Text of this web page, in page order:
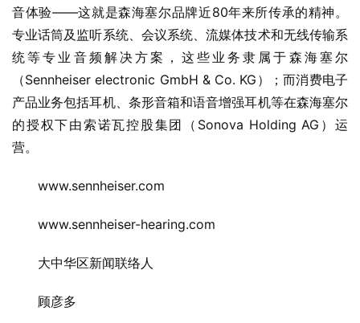
音体验——这就是森海塞尔品牌近80年来所传承的精神。
专业话筒及监听系统、会议系统、流媒体技术和无线传输系
统等专业音频解决方案，这些业务隶属于森海塞尔
（Sennheiser electronic GmbH & Co. KG）；而消费电子
产品业务包括耳机、条形音箱和语音增强耳机等在森海塞尔
的授权下由索诺瓦控股集团（Sonova Holding AG）运
营。
www.sennheiser.com
www.sennheiser-hearing.com
大中华区新闻联络人
顾彦多